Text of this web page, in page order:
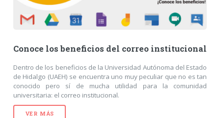
Conoce los beneficios del correo institucional
Dentro de los beneficios de la Universidad Autónoma del Estado
de Hidalgo (UAEH) se encuentra uno muy peculiar que no es tan
conocido pero sí de mucha utilidad para la comunidad
universitaria: el correo institucional.
VER MÁS